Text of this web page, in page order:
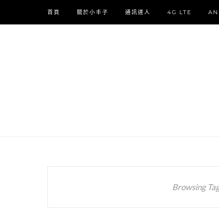
首頁 關於小丰子 通訊達人 4G LTE
Browsing